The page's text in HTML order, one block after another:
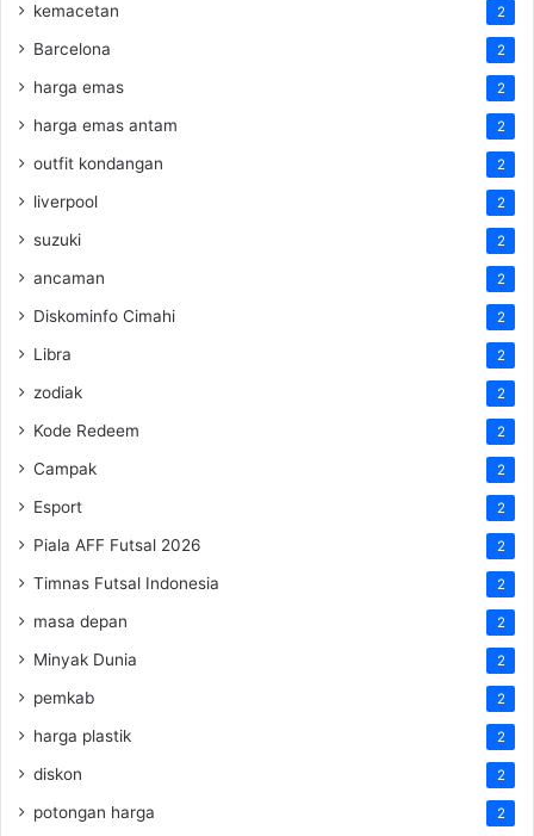
kemacetan 2
Barcelona 2
harga emas 2
harga emas antam 2
outfit kondangan 2
liverpool 2
suzuki 2
ancaman 2
Diskominfo Cimahi 2
Libra 2
zodiak 2
Kode Redeem 2
Campak 2
Esport 2
Piala AFF Futsal 2026 2
Timnas Futsal Indonesia 2
masa depan 2
Minyak Dunia 2
pemkab 2
harga plastik 2
diskon 2
potongan harga 2